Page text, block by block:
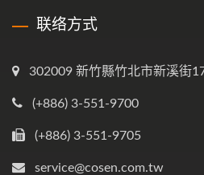
联络方式
302009 新竹縣竹北市新溪街
(+886) 3-551-9700
(+886) 3-551-9705
service@cosen.com.tw